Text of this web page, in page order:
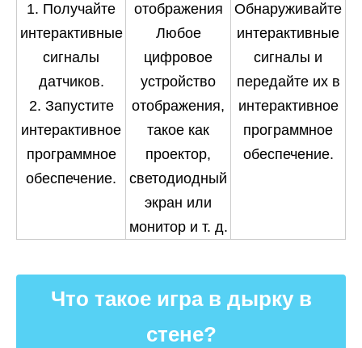
1. Получайте
интерактивные
сигналы
датчиков.
2. Запустите
интерактивное
программное
обеспечение.
отображения
Любое
цифровое
устройство
отображения,
такое как
проектор,
светодиодный
экран или
монитор и т. д.
Обнаруживайте
интерактивные
сигналы и
передайте их в
интерактивное
программное
обеспечение.
Что такое игра в дырку в
стене?